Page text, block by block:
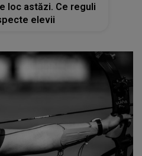
loc astăzi. Ce reguli
elevii